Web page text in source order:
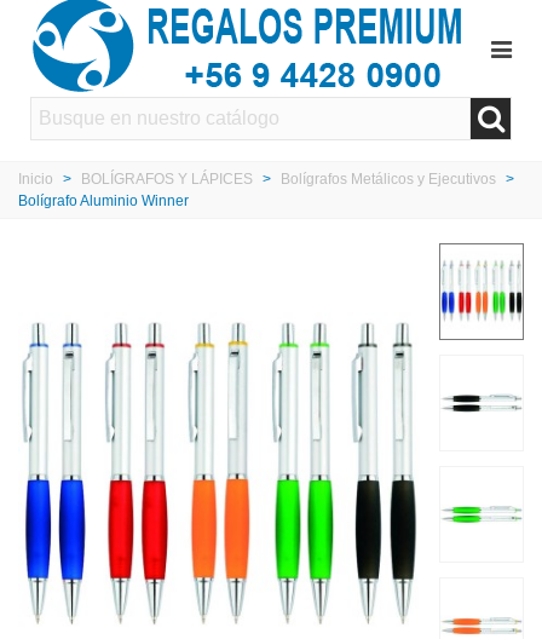
Inicio > BOLÍGRAFOS Y LÁPICES > Bolígrafos Metálicos y Ejecutivos >
Bolígrafo Aluminio Winner